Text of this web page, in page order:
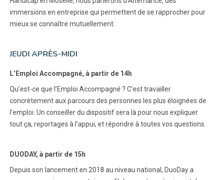
immersions en entreprise qui permettent de se rapprocher pour
mieux se connaître mutuellement.
JEUDI APRÈS-MIDI
L’Emploi Accompagné, à partir de 14h
Qu’est-ce que l’Emploi Accompagné ? C’est travailler
concrètement aux parcours des personnes les plus éloignées de
l’emploi. Un conseiller du dispositif sera là pour nous expliquer
tout ça, reportages à l’appui, et répondre à toutes vos questions.
DUODAY, à partir de 15h
Depuis son lancement en 2018 au niveau national, DuoDay a